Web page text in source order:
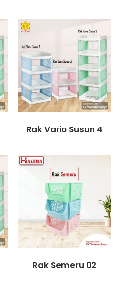
Rak Vario Susun 4
Rak Semeru 02